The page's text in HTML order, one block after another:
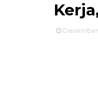
Desember